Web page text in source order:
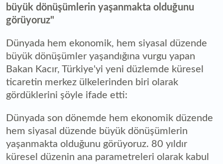
büyük dönüşümlerin yaşanmakta olduğunu
görüyoruz"
Dünyada hem ekonomik, hem siyasal düzende
büyük dönüşümler yaşandığına vurgu yapan
Bakan Kacır, Türkiye'yi yeni düzlemde küresel
ticaretin merkez ülkelerinden biri olarak
gördüklerini şöyle ifade etti:
Dünyada son dönemde hem ekonomik düzende
hem siyasal düzende büyük dönüşümlerin
yaşanmakta olduğunu görüyoruz. 80 yıldır
küresel düzenin ana parametreleri olarak kabul